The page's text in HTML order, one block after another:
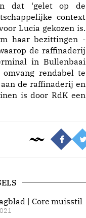
dat ‘gelet op de
context
Lucia gekozen is.
haar bezittingen -
de raffinaderij
in Bullenbaai
rendabel te
de raffinaderij en
is door RdK een
| Corc muisstil